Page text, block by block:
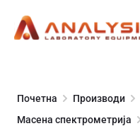
content
Почетна Производи
Масена спектрометрија